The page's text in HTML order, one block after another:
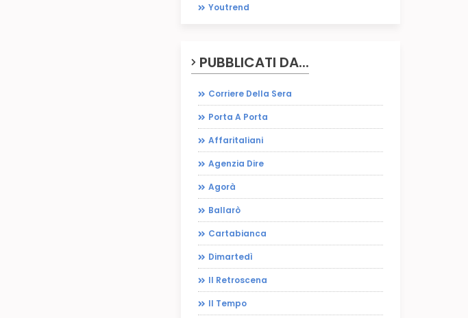
Youtrend
PUBBLICATI DA...
Corriere Della Sera
Porta A Porta
Affaritaliani
Agenzia Dire
Agorà
Ballarò
Cartabianca
Dimartedì
Il Retroscena
Il Tempo